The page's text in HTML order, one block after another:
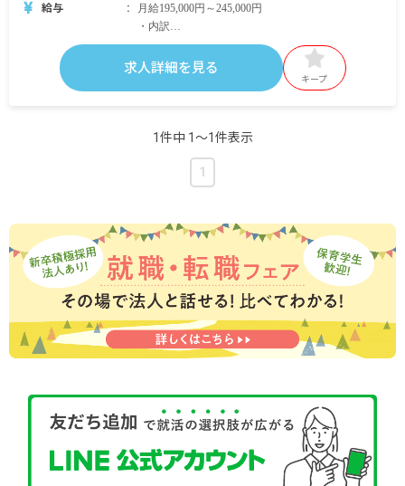
給与
月給195,000円～245,000円
・内訳
基本給125,000円～175,000円
職務手当50,000円
・別途支給手当
役職手当月5,000円～30,000円
就労継続手当月1,500円～30,000円（一年経過後）
時間外手当
昇給年1回（11月）昨年実績：1,500円～10,000円／
ひと月当たり
賞与年2回（6月／12月）昨年実績：計2カ月分
＜年収例＞
1年目：約287万円
※能力・評価により変動
求人詳細を見る
キープ
1件中 1〜1件表示
1